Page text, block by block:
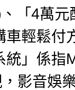
「4萬元
車輕鬆付
統」係指
影音娛